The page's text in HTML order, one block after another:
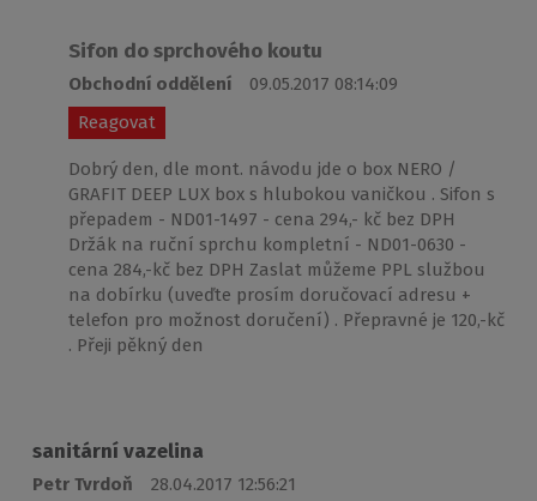
Sifon do sprchového koutu
Obchodní oddělení
09.05.2017 08:14:09
Reagovat
Dobrý den, dle mont. návodu jde o box NERO /
GRAFIT DEEP LUX box s hlubokou vaničkou . Sifon s
přepadem - ND01-1497 - cena 294,- kč bez DPH
Držák na ruční sprchu kompletní - ND01-0630 -
cena 284,-kč bez DPH Zaslat můžeme PPL službou
na dobírku (uveďte prosím doručovací adresu +
telefon pro možnost doručení) . Přepravné je 120,-kč
. Přeji pěkný den
sanitární vazelina
Petr Tvrdoň
28.04.2017 12:56:21